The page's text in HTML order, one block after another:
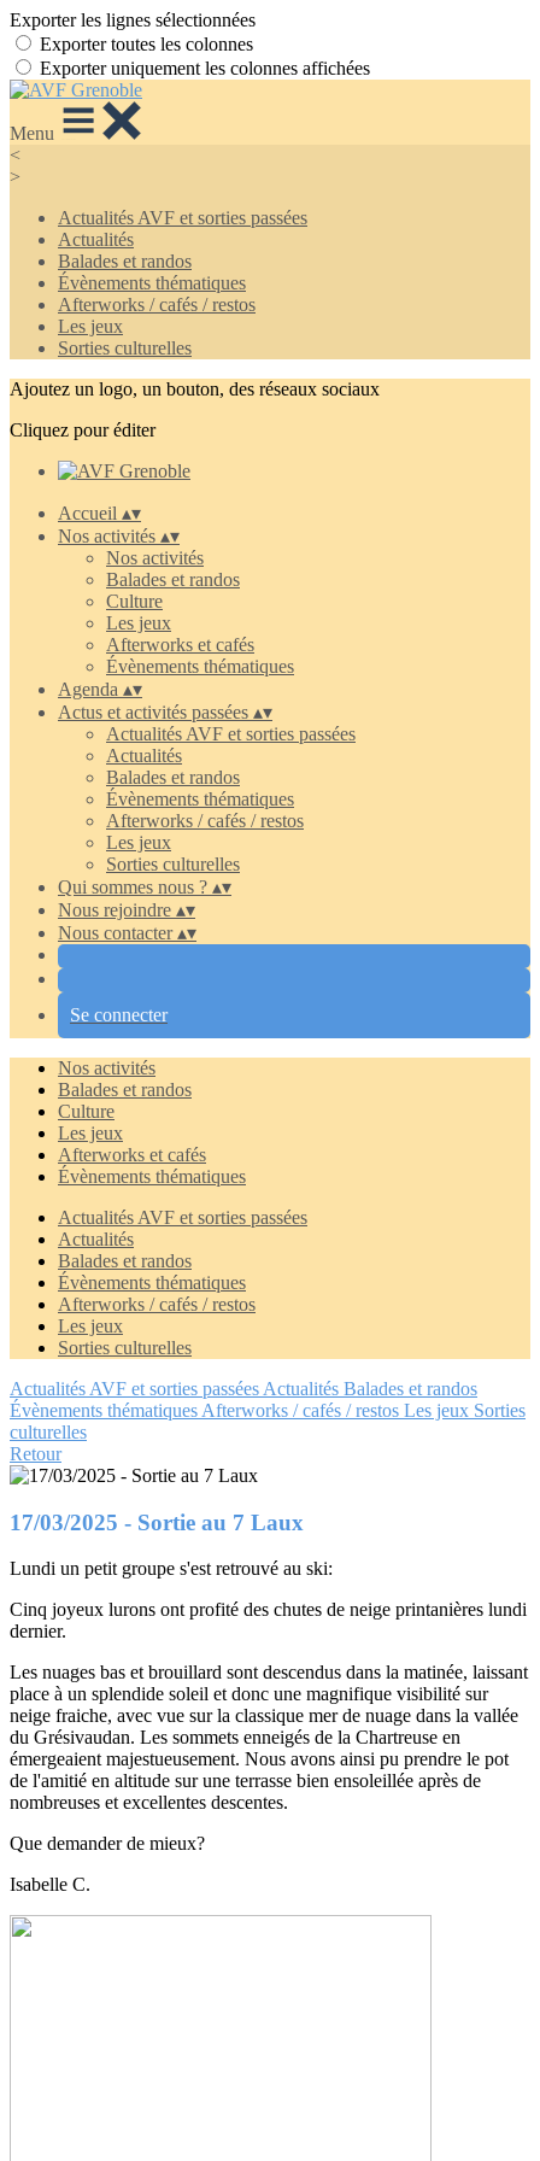
Exporter les lignes sélectionnées
Exporter toutes les colonnes
Exporter uniquement les colonnes affichées
Menu
<
>
Actualités AVF et sorties passées
Actualités
Balades et randos
Évènements thématiques
Afterworks / cafés / restos
Les jeux
Sorties culturelles
Ajoutez un logo, un bouton, des réseaux sociaux
Cliquez pour éditer
Accueil ▴▾
Nos activités ▴▾
Nos activités
Balades et randos
Culture
Les jeux
Afterworks et cafés
Évènements thématiques
Agenda ▴▾
Actus et activités passées ▴▾
Actualités AVF et sorties passées
Actualités
Balades et randos
Évènements thématiques
Afterworks / cafés / restos
Les jeux
Sorties culturelles
Qui sommes nous ? ▴▾
Nous rejoindre ▴▾
Nous contacter▴▾
Se connecter
Nos activités
Balades et randos
Culture
Les jeux
Afterworks et cafés
Évènements thématiques
Actualités AVF et sorties passées
Actualités
Balades et randos
Évènements thématiques
Afterworks / cafés / restos
Les jeux
Sorties culturelles
Actualités AVF et sorties passées Actualités Balades et randos
Évènements thématiques Afterworks / cafés / restos Les jeux Sorties
culturelles
Retour
17/03/2025 - Sortie au 7 Laux
Lundi un petit groupe s'est retrouvé au ski:
Cinq joyeux lurons ont profité des chutes de neige printanières lundi
dernier.
Les nuages bas et brouillard sont descendus dans la matinée, laissant
place à un splendide soleil et donc une magnifique visibilité sur
neige fraiche, avec vue sur la classique mer de nuage dans la vallée
du Grésivaudan. Les sommets enneigés de la Chartreuse en
émergeaient majestueusement. Nous avons ainsi pu prendre le pot
de l'amitié en altitude sur une terrasse bien ensoleillée après de
nombreuses et excellentes descentes.
Que demander de mieux?
Isabelle C.